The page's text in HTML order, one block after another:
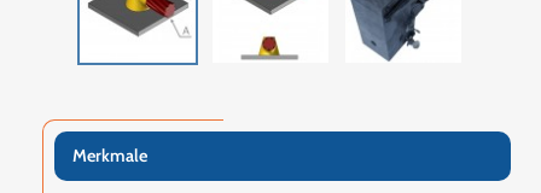
Merkmale